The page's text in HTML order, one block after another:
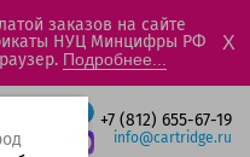
заказов на сайте
НУЦ Минцифры РФ
Подробнее...
X
+7 (812) 655-67-19
info@cartridge.ru